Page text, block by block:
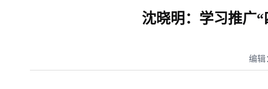
沈晓明：学习推广
编辑